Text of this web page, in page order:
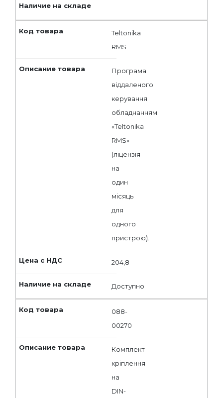
Teltonika
RMS
Програма
віддаленого
керування
обладнанням
«Teltonika
RMS»
(ліцензія
на
один
місяць
для
одного
пристрою).
204,8
Доступно
088-
00270
Комплект
кріплення
на
DIN-